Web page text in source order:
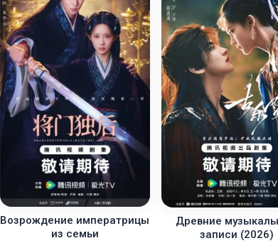
Возрождение императрицы
из семьи
Древние
записи (2026)